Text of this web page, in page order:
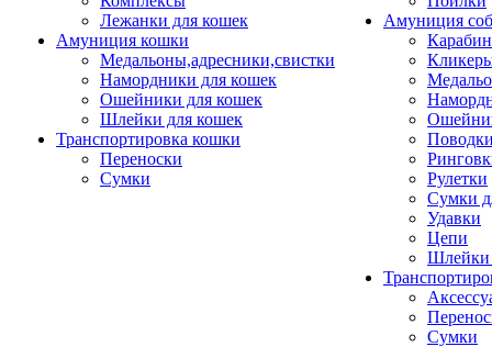
Лежанки для кошек
Амуниция кошки
Медальоны,адресники,свистки
Намордники для кошек
Ошейники для кошек
Шлейки для кошек
Транспортировка кошки
Переноски
Сумки
Амуниция
Рулетки
Сумки
Удавки
Цепи
Шлейки
Сумки